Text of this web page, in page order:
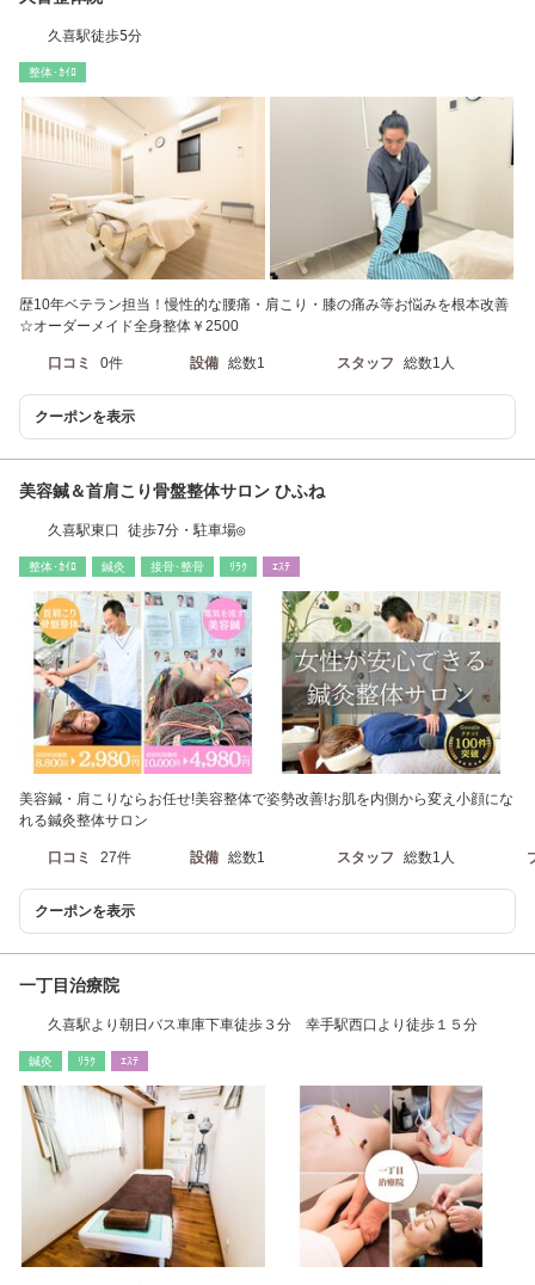
久喜駅徒歩5分
整体･ｶｲﾛ
歴10年ベテラン担当！慢性的な腰痛・肩こり・膝の痛み等お悩みを根本改善
☆オーダーメイド全身整体￥2500
口コミ 0件 設備 総数1 スタッフ 総数1人
クーポンを表示
美容鍼＆首肩こり骨盤整体サロン ひふね
久喜駅東口 徒歩7分・駐車場◎
整体･ｶｲﾛ 鍼灸 接骨･整骨 ﾘﾗｸ ｴｽﾃ
美容鍼・肩こりならお任せ!美容整体で姿勢改善!お肌を内側から変え小顔にな
れる鍼灸整体サロン
口コミ 27件 設備 総数1 スタッフ 総数1人
クーポンを表示
一丁目治療院
久喜駅より朝日バス車庫下車徒歩３分 幸手駅西口より徒歩１５分
鍼灸 ﾘﾗｸ ｴｽﾃ